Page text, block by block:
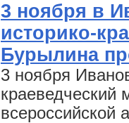
3 ноября в
историко-
Бурылина
3 ноября
краеведческий
всероссийской